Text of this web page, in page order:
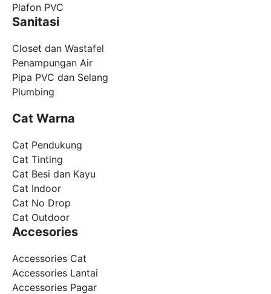
Plafon PVC
Sanitasi
Closet dan Wastafel
Penampungan Air
Pipa PVC dan Selang
Plumbing
Cat Warna
Cat Pendukung
Cat Tinting
Cat Besi dan Kayu
Cat Indoor
Cat No Drop
Cat Outdoor
Accesories
Accessories Cat
Accessories Lantai
Accessories Pagar